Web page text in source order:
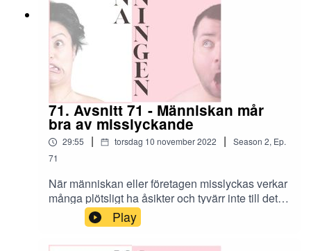
71. Avsnitt 71 - Människan mår
bra av misslyckande
29:55 | torsdag 10 november 2022 | Season 2, Ep.
71
När människan eller företagen misslyckas verkar
många plötsligt ha åsikter och tyvärr inte till det
bättre, tvärtom så verkar många glädjas åt andras
misslyckanden. Hur långt kan man egentligen
gå?
Play